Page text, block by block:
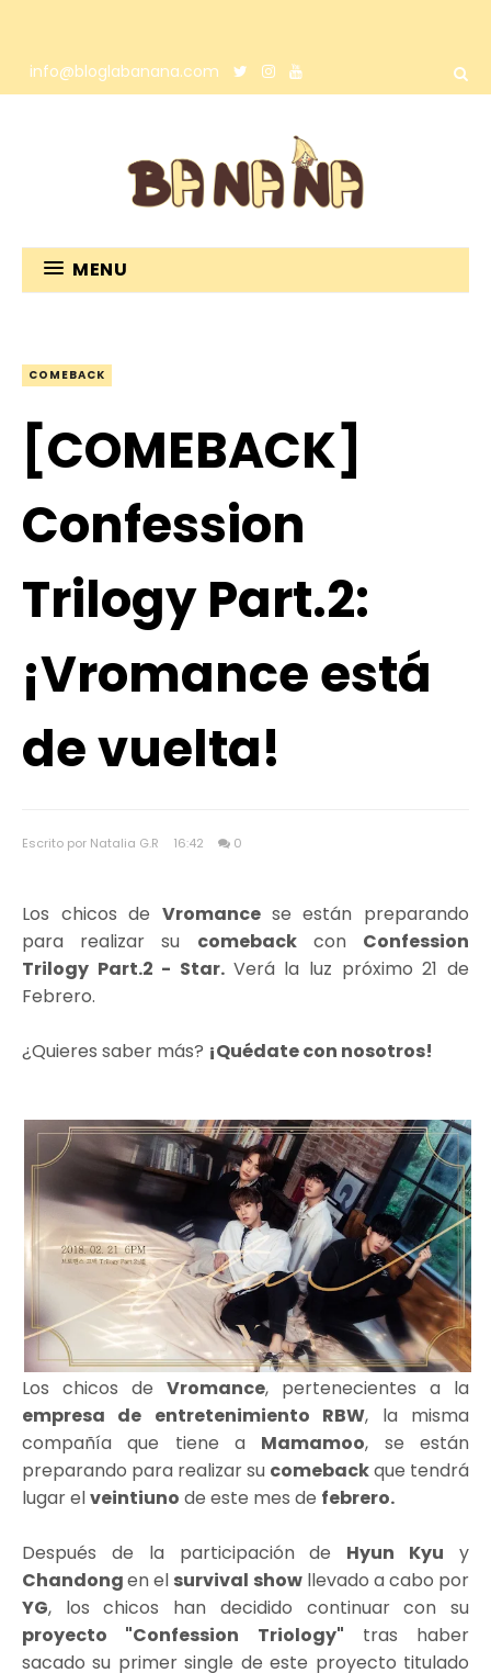
info@bloglabanana.com
MENU
COMEBACK
[COMEBACK]
Confession
Trilogy Part.2:
¡Vromance está
de vuelta!
Escrito por Natalia G.R 16:42 0
Los chicos de Vromance se están preparando
para realizar su comebackcon Confession
Trilogy Part.2 - Star. Verá la luz próximo 21 de
Febrero.
¿Quieres saber más? ¡Quédate con nosotros!
Los chicos de Vromance, pertenecientes a la
empresa de entretenimiento RBW, la misma
compañía que tiene a Mamamoo, se están
preparando para realizar su comebackque tendrá
lugar elveintiuno de este mes de febrero.
Después de la participación de Hyun Kyu y
Chandongen el survival showllevado a cabo por
YG, los chicos han decidido continuar con su
proyecto "Confession Triology" tras haber
sacado su primer single de este proyecto titulado